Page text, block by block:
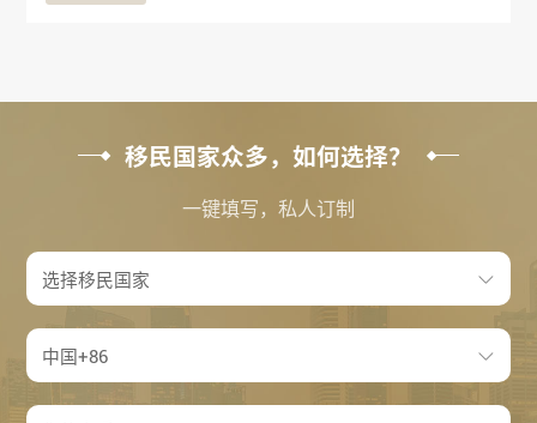
移民国家众多，如何选择？
一键填写，私人订制